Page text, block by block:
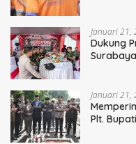
Januari 21,
Dukung
Januari 21,
Plt.